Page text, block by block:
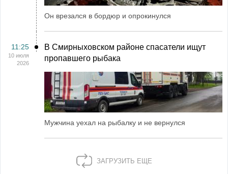
Он врезался в бордюр и опрокинулся
11:25
10 июля
2026
В Смирныховском районе спасатели ищут
пропавшего рыбака
Мужчина уехал на рыбалку и не вернулся
ЗАГРУЗИТЬ ЕЩЕ